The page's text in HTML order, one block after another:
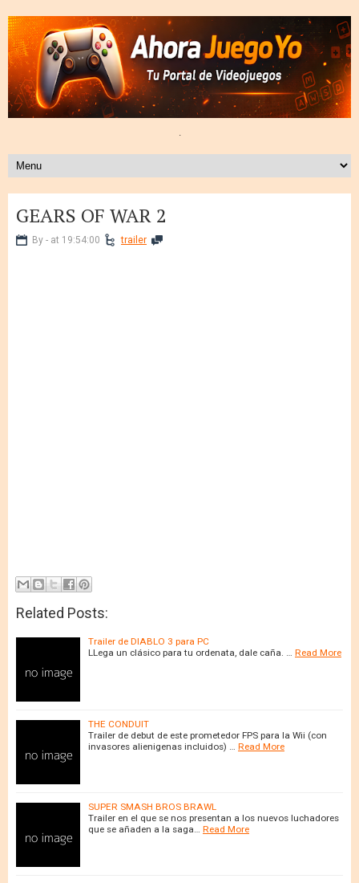
.
GEARS OF WAR 2
By - at 19:54:00 trailer
Related Posts:
Trailer de DIABLO 3 para PC
LLega un clásico para tu ordenata, dale caña. … Read More
THE CONDUIT
Trailer de debut de este prometedor FPS para la Wii (con
invasores alienigenas incluidos) … Read More
SUPER SMASH BROS BRAWL
Trailer en el que se nos presentan a los nuevos luchadores
que se añaden a la saga… Read More